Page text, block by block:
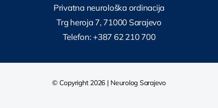
Privatna neurološka ordinacija
Trg heroja 7, 71000 Sarajevo
Telefon: +387 62 210 700
© Copyright 2026 | Neurolog Sarajevo